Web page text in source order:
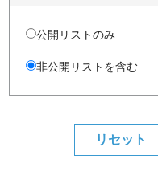
公開リストのみ
非公開リストを含む